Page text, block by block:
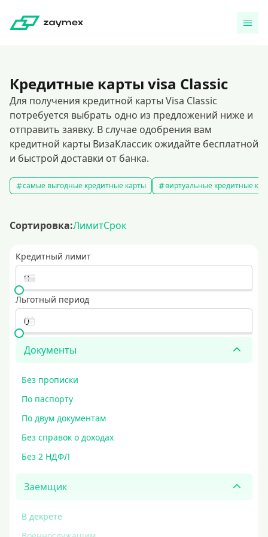
Кредитные карты visa Classic
Для получения кредитной карты Visa Classic
потребуется выбрать одно из предложений ниже и
отправить заявку. В случае одобрения вам
кредитной карты ВизаКлассик ожидайте бесплатной
и быстрой доставки от банка.
самые выгодные кредитные карты виртуальные кредитные
Сортировка:ЛимитСрок
Кредитный лимит
Льготный период
Документы
Без прописки
По паспорту
По двум документам
Без справок о доходах
Без 2 НДФЛ
Заемщик
В декрете